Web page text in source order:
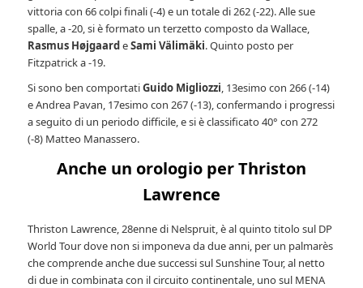
vittoria con 66 colpi finali(-4) e un totale di 262 (-22). Alle sue
spalle, a -20, si è formato un terzetto composto da Wallace,
Rasmus HøjgaardeSami Välimäki. Quinto posto per
Fitzpatrick a -19.
Si sono ben comportatiGuido Migliozzi , 13esimo con 266 (-14)
e Andrea Pavan, 17esimo con 267 (-13), confermando i progressi
a seguito di un periodo difficile, e si è classificato 40° con 272
(-8) Matteo Manassero.
Anche un orologio per Thriston
Lawrence
Thriston Lawrence, 28enne di Nelspruit, è al quinto titolo sul DP
World Tour dove non si imponeva da due anni, per un palmarès
che comprende anche due successi sul Sunshine Tour, al netto
di due in combinata con il circuito continentale, uno sul MENA